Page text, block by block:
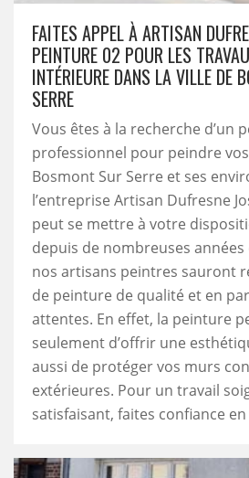
FAITES APPEL À ARTISAN
PEINTURE 02 POUR LES
INTÉRIEURE DANS LA VILLE DE
SERRE
Vous êtes à la recherche d’un
professionnel pour peindre
Bosmont Sur Serre et ses
l’entreprise Artisan Dufresne
peut se mettre à votre
depuis de nombreuses
nos artisans peintres sauront
de peinture de qualité et en
attentes. En effet, la peinture
seulement d’offrir une
aussi de protéger vos murs
extérieures. Pour un travail
satisfaisant, faites confiance